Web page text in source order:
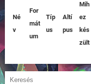
Né
v
For
mát
um
Típ
us
Altí
pus
Mih
ez
kés
zült